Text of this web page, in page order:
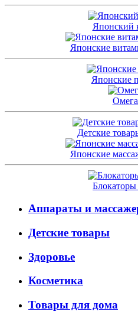
Японский
Японские
Японские
Детские
Японские
Блокаторы
Аппараты и
Детские товары
Здоровье
Косметика
Товары для дома